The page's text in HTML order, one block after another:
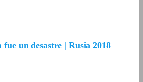
un desastre | Rusia 2018